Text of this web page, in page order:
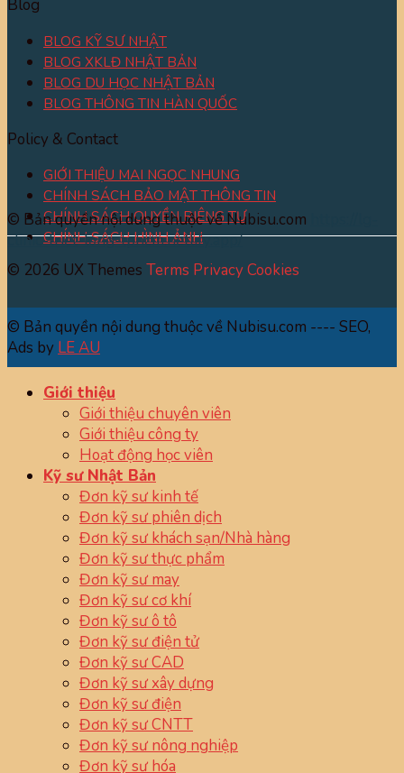
Blog
BLOG KỸ SƯ NHẬT
BLOG XKLĐ NHẬT BẢN
BLOG DU HỌC NHẬT BẢN
BLOG THÔNG TIN HÀN QUỐC
Policy & Contact
GIỚI THIỆU MAI NGỌC NHUNG
CHÍNH SÁCH BẢO MẬT THÔNG TIN
CHÍNH SÁCH QUYỀN RIÊNG TƯ
CHÍNH SÁCH HÌNH ẢNH
© Bản quyền nội dung thuộc về Nubisu.com
clinic-triet-long-tphcm.netlify.app/
© 2026 UX Themes Terms PrivacyCookies
© Bản quyền nội dung thuộc về Nubisu.com ---- SEO,
Ads by LE AU
Giới thiệu
Giới thiệu chuyên viên
Giới thiệu công ty
Hoạt động học viên
Kỹ sư Nhật Bản
Đơn kỹ sư kinh tế
Đơn kỹ sư phiên dịch
Đơn kỹ sư khách sạn/Nhà hàng
Đơn kỹ sư thực phẩm
Đơn kỹ sư may
Đơn kỹ sư cơ khí
Đơn kỹ sư ô tô
Đơn kỹ sư điện tử
Đơn kỹ sư CAD
Đơn kỹ sư xây dựng
Đơn kỹ sư điện
Đơn kỹ sư CNTT
Đơn kỹ sư nông nghiệp
Đơn kỹ sư hóa